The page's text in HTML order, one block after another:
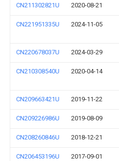
CN211302821U 2020-08-21
CN221951335U 2024-11-05
CN220678037U 2024-03-29
CN210308540U 2020-04-14
CN209663421U 2019-11-22
CN209226986U 2019-08-09
CN208260846U 2018-12-21
CN206453196U 2017-09-01